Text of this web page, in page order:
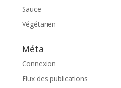
Sauce
Végétarien
Méta
Connexion
Flux des publications